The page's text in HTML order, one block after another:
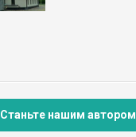
Станьте нашим автором